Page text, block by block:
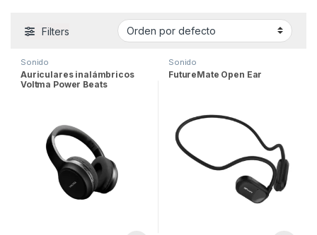
Filters
Sonido
Auriculares inalámbricos
Voltma Power Beats
Sonido
FutureMate Open Ear